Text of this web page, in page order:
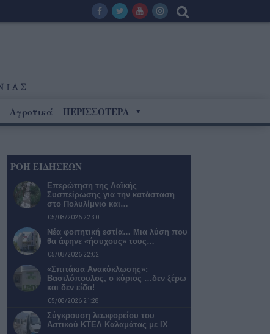
Αγροτικά ΠΕΡΙΣΣΟΤΕΡΑ
ΡΟΗ ΕΙΔΗΣΕΩΝ
Επερώτηση της Λαϊκής
Συσπείρωσης για την κατάσταση
στο Πολυλίμνιο και…
05/08/2026 22:30
Νέα φοιτητική εστία… Μια λύση που
θα άφηνε «ήσυχους» τους…
05/08/2026 22:02
«Σπιτάκια Ανακύκλωσης»:
Βασιλόπουλος, ο κύριος …δεν ξέρω
και δεν είδα!
05/08/2026 21:28
Σύγκρουση λεωφορείου του
Αστικού ΚΤΕΛ Καλαμάτας με ΙΧ